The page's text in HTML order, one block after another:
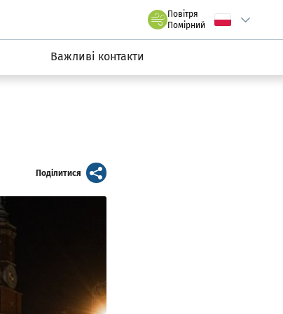
Повітря
we Wrocławiu
Помірний Wybierz język
Важливі контакти
Поділитися artykuł